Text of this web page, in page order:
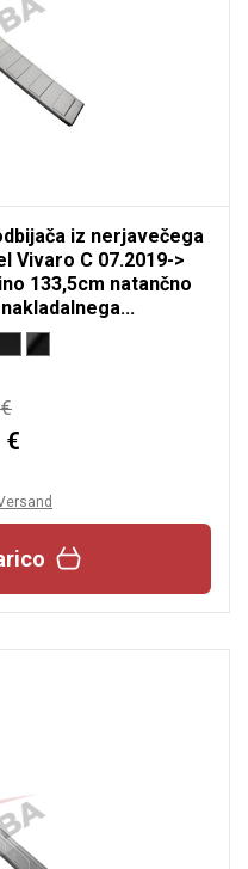
iz nerjavečega
Vivaro C 07.2019->
133,5cm natančno
€